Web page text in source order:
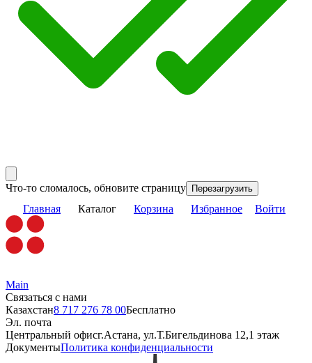
Что-то сломалось, обновите страницу Перезагрузить
Главная Каталог Корзина Избранное Войти
Main
Связаться с нами
Казахстан8 717 276 78 00Бесплатно
Эл. почта
Центральный офисг.Астана, ул.Т.Бигельдинова 12,1 этаж
ДокументыПолитика конфиденциальности